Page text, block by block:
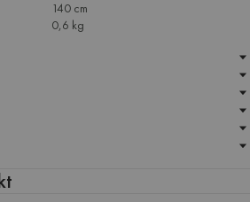
140 cm
0,6 kg